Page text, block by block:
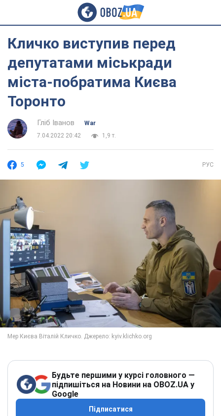
Кличко виступив перед
депутатами міськради
міста-побратима Києва
Торонто
Гліб Іванов
War
7.04.2022 20:42
1,9 т.
5 РУС
Будьте першими у курсі головного —
підпишіться на Новини на OBOZ.UA у
Google
Підписатися